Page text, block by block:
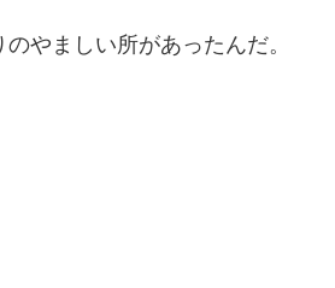
やましい所があったんだ。